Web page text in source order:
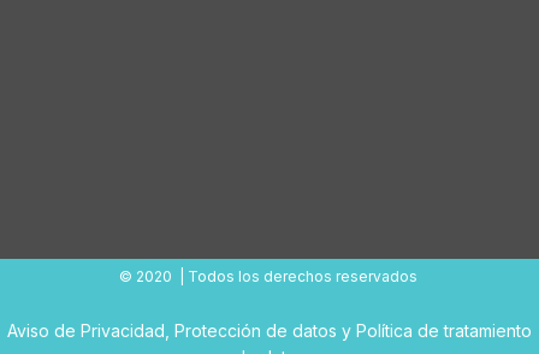
© 2020 | Todos los derechos reservados
Aviso de Privacidad Protección de datos y Política de tratamiento